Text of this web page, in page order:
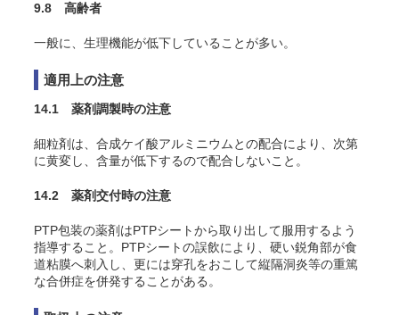
9.8 高齢者
一般に、生理機能が低下していることが多い。
適用上の注意
14.1 薬剤調製時の注意
細粒剤は、合成ケイ酸アルミニウムとの配合により、次第
に黄変し、含量が低下するので配合しないこと。
14.2 薬剤交付時の注意
PTP包装の薬剤はPTPシートから取り出して服用するよう
指導すること。PTPシートの誤飲により、硬い鋭角部が食
道粘膜へ刺入し、更には穿孔をおこして縦隔洞炎等の重篤
な合併症を併発することがある。